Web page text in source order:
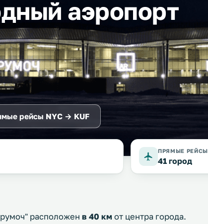
аэропорт
рейсы NYC → KUF
ПРЯМЫЕ РЕЙСЫ
41 город
расположен в 40 км от центра города.